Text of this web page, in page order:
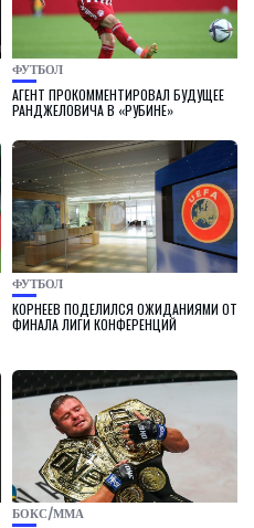
ФУТБОЛ
АГЕНТ ПРОКОММЕНТИРОВАЛ БУДУЩЕЕ
РАНДЖЕЛОВИЧА В «РУБИНЕ»
ФУТБОЛ
КОРНЕЕВ ПОДЕЛИЛСЯ ОЖИДАНИЯМИ ОТ
ФИНАЛА ЛИГИ КОНФЕРЕНЦИЙ
БОКС/ММА